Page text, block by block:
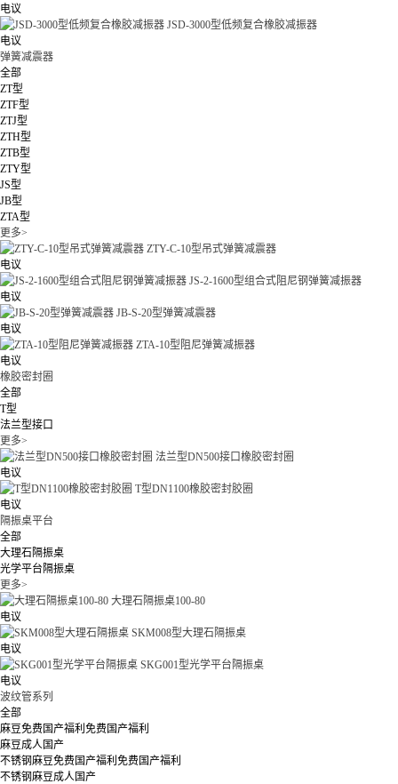
电议
JSD-3000型低频复合橡胶减振器
电议
弹簧减震器
全部
ZT型
ZTF型
ZTJ型
ZTH型
ZTB型
ZTY型
JS型
JB型
ZTA型
更多>
ZTY-C-10型吊式弹簧减震器
电议
JS-2-1600型组合式阻尼钢弹簧减振器
电议
JB-S-20型弹簧减震器
电议
ZTA-10型阻尼弹簧减振器
电议
橡胶密封圈
全部
T型
法兰型接口
更多>
法兰型DN500接口橡胶密封圈
电议
T型DN1100橡胶密封胶圈
电议
隔振桌平台
全部
大理石隔振桌
光学平台隔振桌
更多>
大理石隔振桌100-80
电议
SKM008型大理石隔振桌
电议
SKG001型光学平台隔振桌
电议
波纹管系列
全部
麻豆免费国产福利免费国产福利
麻豆成人国产
不锈钢麻豆免费国产福利免费国产福利
不锈钢麻豆成人国产